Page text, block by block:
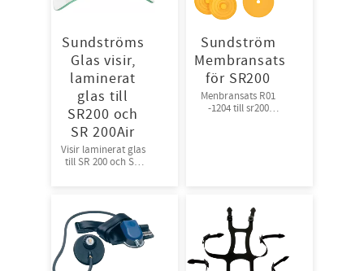
Sundströms
Glas visir,
laminerat
glas till
SR200 och
SR 200Air
Visir laminerat glas
till SR 200 och SR
Sundström
Membransats
för SR200
Menbransats R01
-1204 till sr200